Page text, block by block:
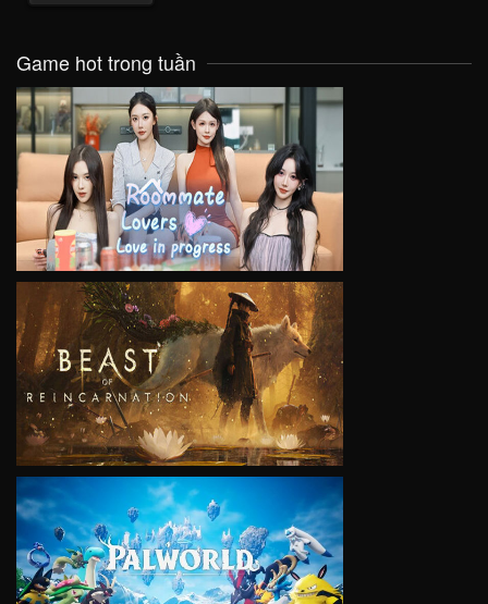
Game hot trong tuần
VIEW
VIEW
VIEW